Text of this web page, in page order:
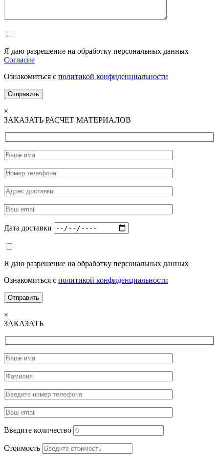
Я даю разрешение на обработку персональных данных
Согласие
Ознакомиться с политикой конфиденциальности
×
ЗАКАЗАТЬ РАСЧЕТ МАТЕРИАЛОВ
Дата доставки
Я даю разрешение на обработку персональных данных
Ознакомиться с политикой конфиденциальности
×
ЗАКАЗАТЬ
Введите количество
Стоимость